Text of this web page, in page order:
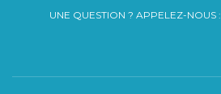
UNE QUESTION ? APPELEZ-NOUS :